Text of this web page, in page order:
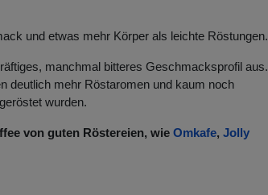
und etwas mehr Körper als leichte Röstungen.
manchmal bitteres Geschmacksprofil aus.
deutlich mehr Röstaromen und kaum noch
wurden.
von guten Röstereien, wie Omkafe, Jolly